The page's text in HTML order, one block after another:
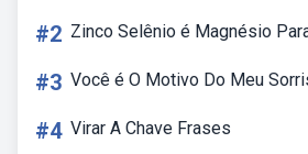
#2 Zinco Selênio é Magnésio
#3 Você é O Motivo Do Meu
#4 Virar A Chave Frases